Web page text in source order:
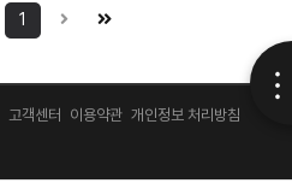
1
고객센터 이용약관 개인정보 처리방침